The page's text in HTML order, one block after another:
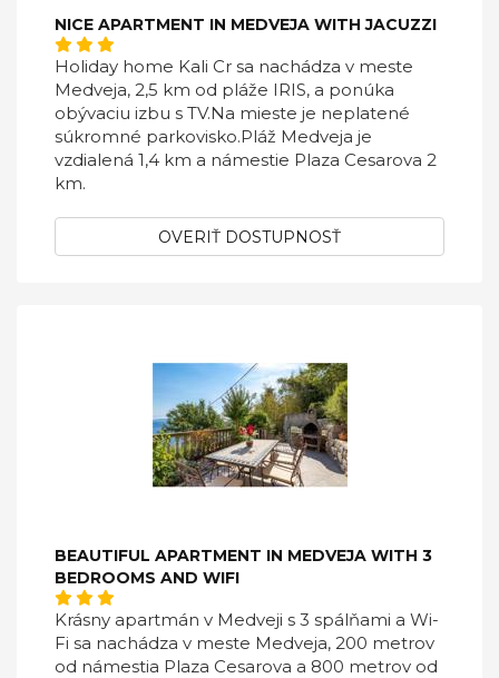
NICE APARTMENT IN MEDVEJA WITH JACUZZI
Holiday home Kali Cr sa nachádza v meste
Medveja, 2,5 km od pláže IRIS, a ponúka
obývaciu izbu s TV.Na mieste je neplatené
súkromné ​​parkovisko.Pláž Medveja je
vzdialená 1,4 km a námestie Plaza Cesarova 2
km.
OVERIŤ DOSTUPNOSŤ
BEAUTIFUL APARTMENT IN MEDVEJA WITH 3
BEDROOMS AND WIFI
Krásny apartmán v Medveji s 3 spálňami a Wi-
Fi sa nachádza v meste Medveja, 200 metrov
od námestia Plaza Cesarova a 800 metrov od